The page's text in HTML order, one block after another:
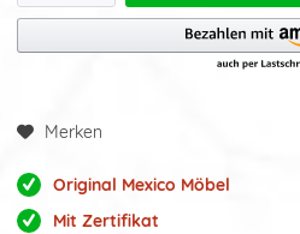
Merken
Original Mexico Möbel
Mit Zertifikat